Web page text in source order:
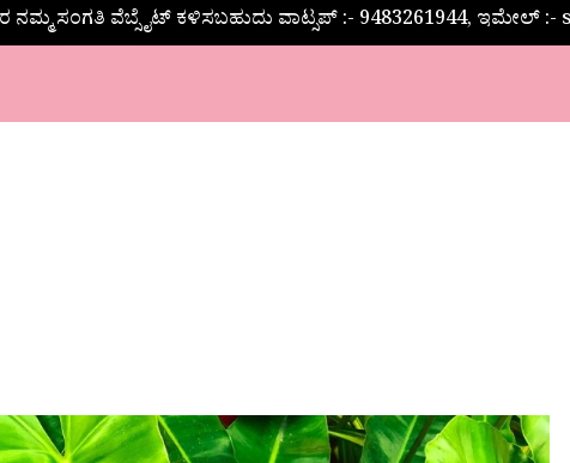
ಸಂಗತಿ ವೆಬ್ಸೈಟ್ ಕಳಿಸಬಹುದು ವಾಟ್ಸಪ್‌ :- 9483261944, ಇಮೇಲ್